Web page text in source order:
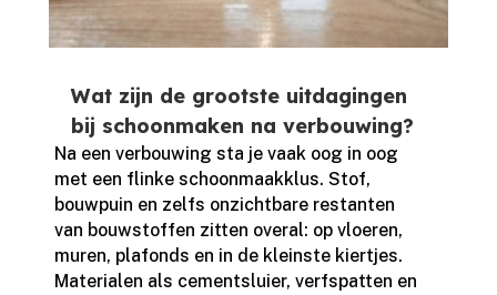
Wat zijn de grootste uitdagingen
bij schoonmaken na verbouwing?
Na een verbouwing sta je vaak oog in oog
met een flinke schoonmaakklus.​ Stof,
bouwpuin en zelfs onzichtbare restanten
van bouwstoffen zitten overal: op vloeren,
muren, plafonds en in de kleinste kiertjes.​
Materialen als cementsluier, verfspatten en